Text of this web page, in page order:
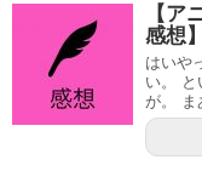
【ア
感想
はいや
い。 と
が。 ま